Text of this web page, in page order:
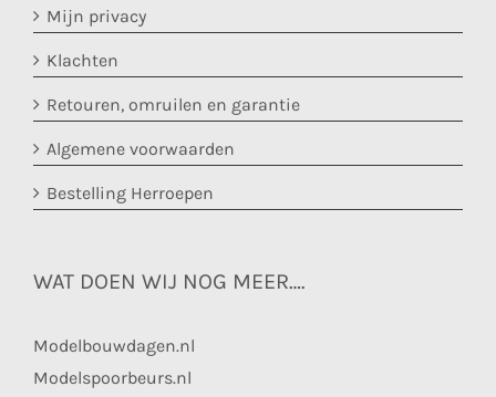
Mijn privacy
Klachten
Retouren, omruilen en garantie
Algemene voorwaarden
Bestelling Herroepen
WAT DOEN WIJ NOG MEER….
Modelbouwdagen.nl
Modelspoorbeurs.nl